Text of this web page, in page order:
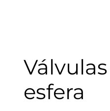
Válvulas
esfera